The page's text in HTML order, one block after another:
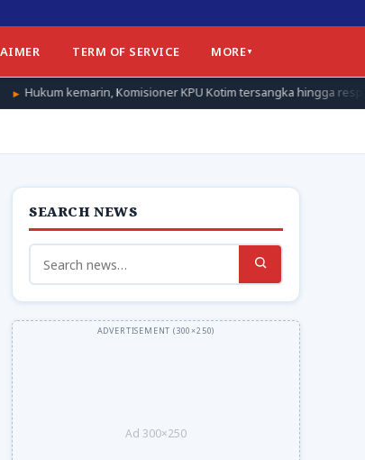
TERM OF SERVICE MORE
Komisioner KPU Kotim tersangka hingga respon Bareskrim
SEARCH NEWS
Search
for:
Ad 300×250